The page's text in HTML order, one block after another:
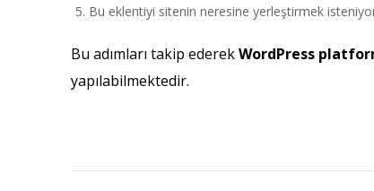
Bu eklentiyi sitenin neresine yerleştirmek
Bu adımları takip ederekWordPress
yapılabilmektedir.